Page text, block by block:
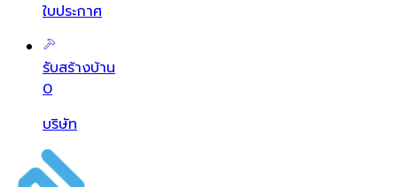
ใบประกาศ
รับสร้างบ้าน
0
บริษัท